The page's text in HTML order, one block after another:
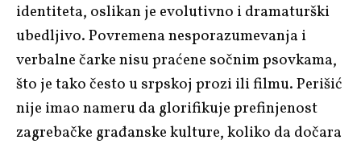
identiteta, oslikan je evolutivno i dramaturški
ubedljivo. Povremena nesporazumevanja i
verbalne čarke nisu praćene sočnim psovkama,
što je tako često u srpskoj prozi ili filmu. Perišić
nije imao nameru da glorifikuje prefinjenost
zagrebačke građanske kulture, koliko da dočara